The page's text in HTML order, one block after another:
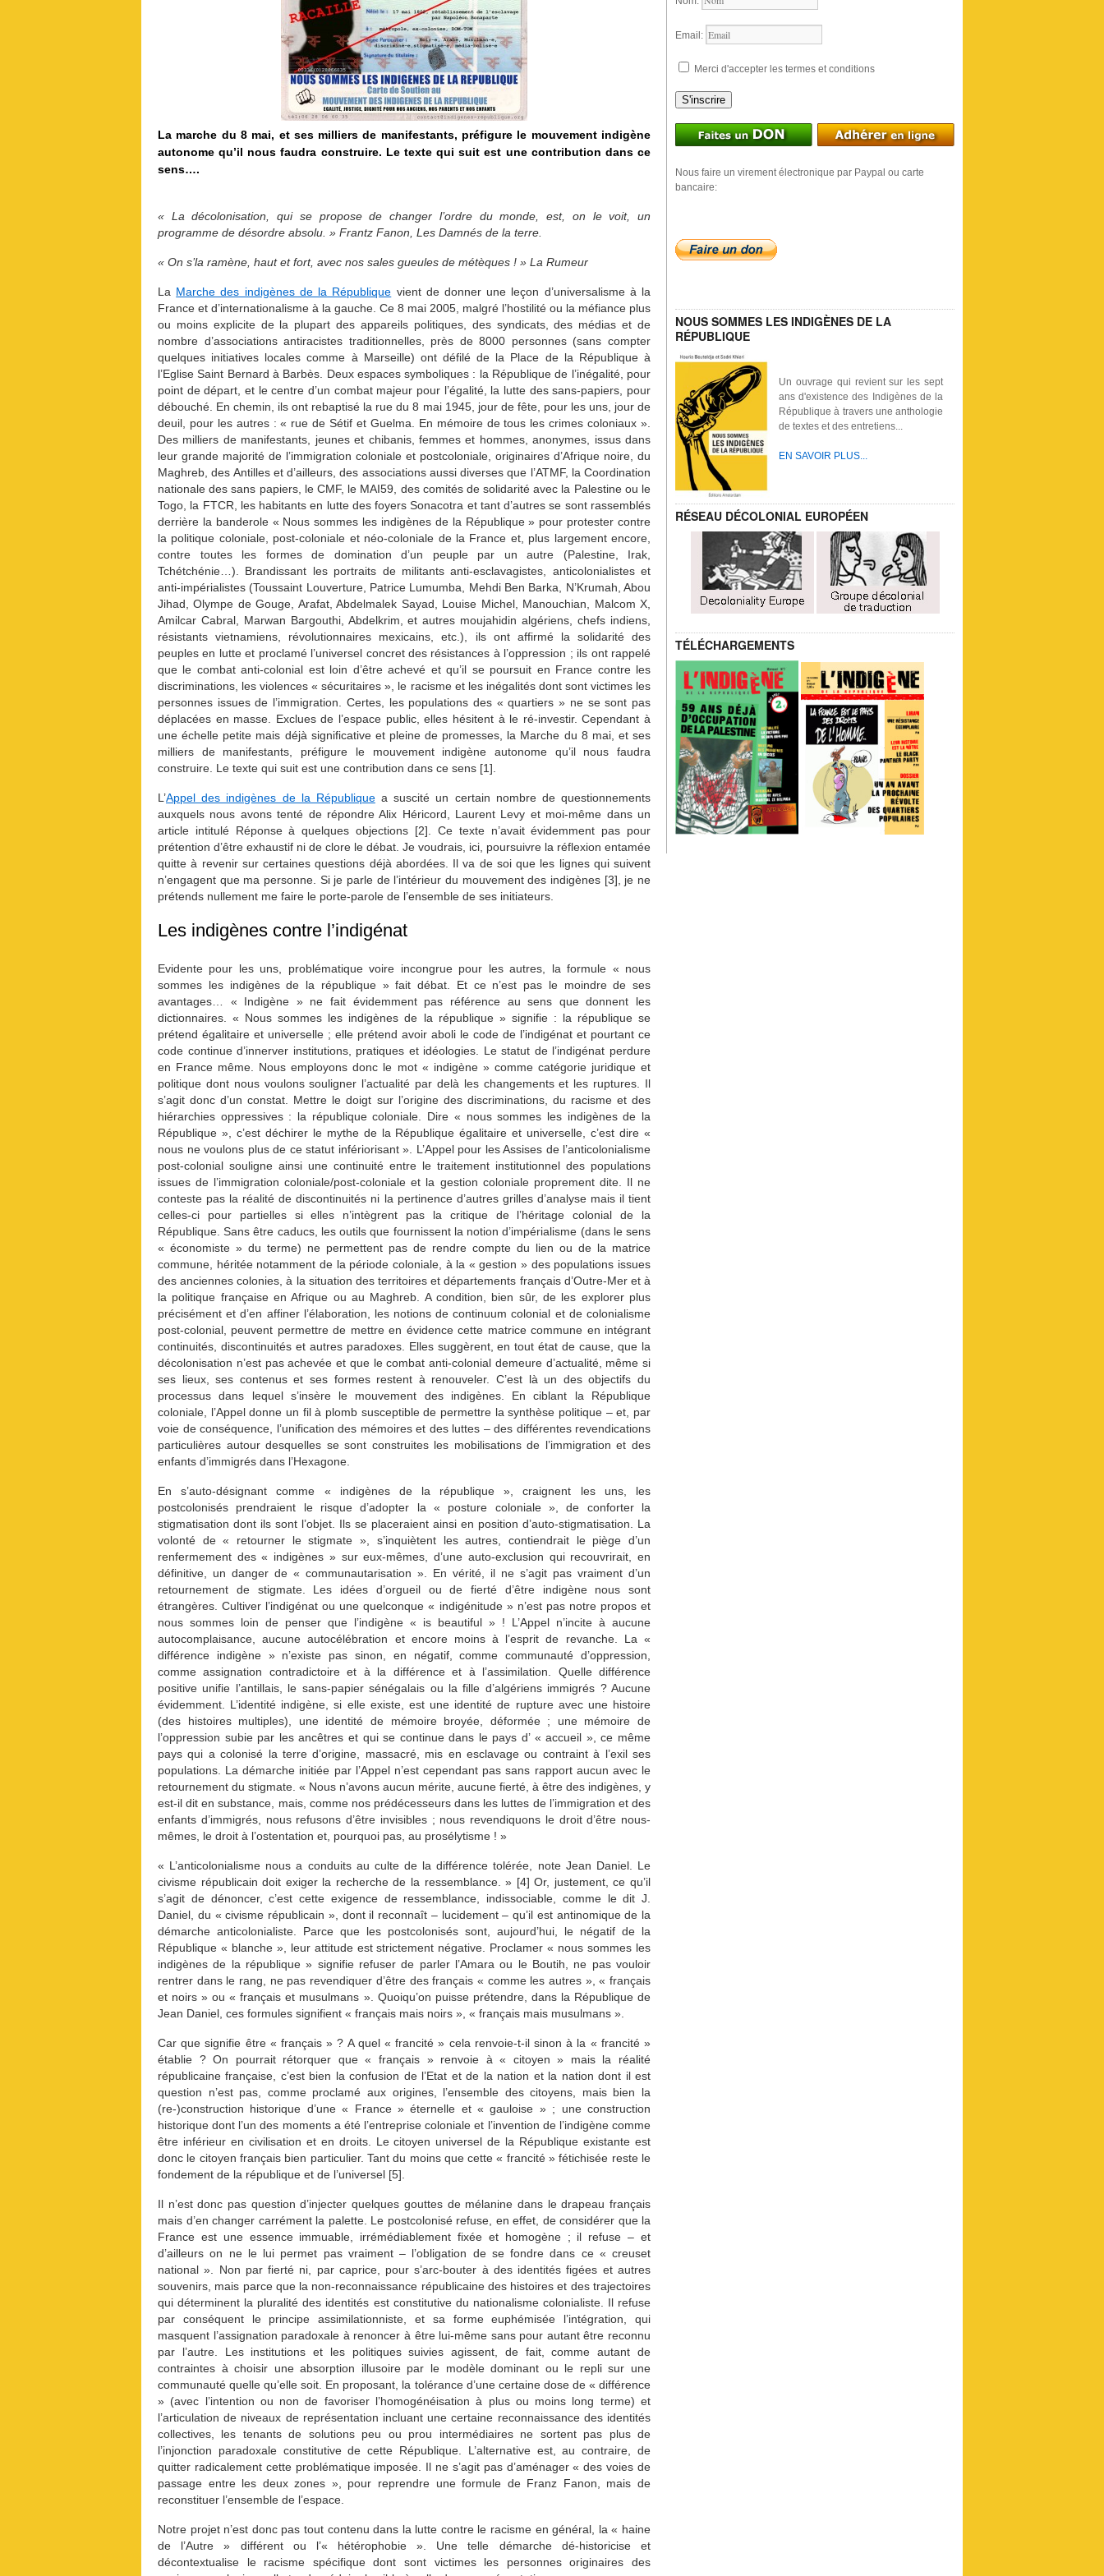
La marche du 8 mai, et ses milliers de manifestants, préfigure le mouvement indigène
autonome qu’il nous faudra construire. Le texte qui suit est une contribution dans ce
sens….
« La décolonisation, qui se propose de changer l’ordre du monde, est, on le voit, un
programme de désordre absolu. » Frantz Fanon, Les Damnés de la terre.
« On s’la ramène, haut et fort, avec nos sales gueules de métèques ! » La Rumeur
La Marche des indigènes de la République vient de donner une leçon d’universalisme à la
France et d’internationalisme à la gauche. Ce 8 mai 2005, malgré l’hostilité ou la méfiance plus
ou moins explicite de la plupart des appareils politiques, des syndicats, des médias et de
nombre d’associations antiracistes traditionnelles, près de 8000 personnes (sans compter
quelques initiatives locales comme à Marseille) ont défilé de la Place de la République à
l’Eglise Saint Bernard à Barbès. Deux espaces symboliques : la République de l’inégalité, pour
point de départ, et le centre d’un combat majeur pour l’égalité, la lutte des sans-papiers, pour
débouché. En chemin, ils ont rebaptisé la rue du 8 mai 1945, jour de fête, pour les uns, jour de
deuil, pour les autres : « rue de Sétif et Guelma. En mémoire de tous les crimes coloniaux ».
Des milliers de manifestants, jeunes et chibanis, femmes et hommes, anonymes, issus dans
leur grande majorité de l’immigration coloniale et postcoloniale, originaires d’Afrique noire, du
Maghreb, des Antilles et d’ailleurs, des associations aussi diverses que l’ATMF, la Coordination
nationale des sans papiers, le CMF, le MAI59, des comités de solidarité avec la Palestine ou le
Togo, la FTCR, les habitants en lutte des foyers Sonacotra et tant d’autres se sont rassemblés
derrière la banderole « Nous sommes les indigènes de la République » pour protester contre
la politique coloniale, post-coloniale et néo-coloniale de la France et, plus largement encore,
contre toutes les formes de domination d’un peuple par un autre (Palestine, Irak,
Tchétchénie…). Brandissant les portraits de militants anti-esclavagistes, anticolonialistes et
anti-impérialistes (Toussaint Louverture, Patrice Lumumba, Mehdi Ben Barka, N’Krumah, Abou
Jihad, Olympe de Gouge, Arafat, Abdelmalek Sayad, Louise Michel, Manouchian, Malcom X,
Amilcar Cabral, Marwan Bargouthi, Abdelkrim, et autres moujahidin algériens, chefs indiens,
résistants vietnamiens, révolutionnaires mexicains, etc.), ils ont affirmé la solidarité des
peuples en lutte et proclamé l’universel concret des résistances à l’oppression ; ils ont rappelé
que le combat anti-colonial est loin d’être achevé et qu’il se poursuit en France contre les
discriminations, les violences « sécuritaires », le racisme et les inégalités dont sont victimes les
personnes issues de l’immigration. Certes, les populations des « quartiers » ne se sont pas
déplacées en masse. Exclues de l’espace public, elles hésitent à le ré-investir. Cependant à
une échelle petite mais déjà significative et pleine de promesses, la Marche du 8 mai, et ses
milliers de manifestants, préfigure le mouvement indigène autonome qu’il nous faudra
construire. Le texte qui suit est une contribution dans ce sens [1].
L’Appel des indigènes de la Républiquea suscité un certain nombre de questionnements
auxquels nous avons tenté de répondre Alix Héricord, Laurent Levy et moi-même dans un
article intitulé Réponse à quelques objections [2]. Ce texte n’avait évidemment pas pour
prétention d’être exhaustif ni de clore le débat. Je voudrais, ici, poursuivre la réflexion entamée
quitte à revenir sur certaines questions déjà abordées. Il va de soi que les lignes qui suivent
n’engagent que ma personne. Si je parle de l’intérieur du mouvement des indigènes [3], je ne
prétends nullement me faire le porte-parole de l’ensemble de ses initiateurs.
Les indigènes contre l’indigénat
Evidente pour les uns, problématique voire incongrue pour les autres, la formule « nous
sommes les indigènes de la république » fait débat. Et ce n’est pas le moindre de ses
avantages… « Indigène » ne fait évidemment pas référence au sens que donnent les
dictionnaires. « Nous sommes les indigènes de la république » signifie : la république se
prétend égalitaire et universelle ; elle prétend avoir aboli le code de l’indigénat et pourtant ce
code continue d’innerver institutions, pratiques et idéologies. Le statut de l’indigénat perdure
en France même. Nous employons donc le mot « indigène » comme catégorie juridique et
politique dont nous voulons souligner l’actualité par delà les changements et les ruptures. Il
s’agit donc d’un constat. Mettre le doigt sur l’origine des discriminations, du racisme et des
hiérarchies oppressives : la république coloniale. Dire « nous sommes les indigènes de la
République », c’est déchirer le mythe de la République égalitaire et universelle, c’est dire «
nous ne voulons plus de ce statut infériorisant ». L’Appel pour les Assises de l’anticolonialisme
post-colonial souligne ainsi une continuité entre le traitement institutionnel des populations
issues de l’immigration coloniale/post-coloniale et la gestion coloniale proprement dite. Il ne
conteste pas la réalité de discontinuités ni la pertinence d’autres grilles d’analyse mais il tient
celles-ci pour partielles si elles n’intègrent pas la critique de l’héritage colonial de la
République. Sans être caducs, les outils que fournissent la notion d’impérialisme (dans le sens
« économiste » du terme) ne permettent pas de rendre compte du lien ou de la matrice
commune, héritée notamment de la période coloniale, à la « gestion » des populations issues
des anciennes colonies, à la situation des territoires et départements français d’Outre-Mer et à
la politique française en Afrique ou au Maghreb. A condition, bien sûr, de les explorer plus
précisément et d’en affiner l’élaboration, les notions de continuum colonial et de colonialisme
post-colonial, peuvent permettre de mettre en évidence cette matrice commune en intégrant
continuités, discontinuités et autres paradoxes. Elles suggèrent, en tout état de cause, que la
décolonisation n’est pas achevée et que le combat anti-colonial demeure d’actualité, même si
ses lieux, ses contenus et ses formes restent à renouveler. C’est là un des objectifs du
processus dans lequel s’insère le mouvement des indigènes. En ciblant la République
coloniale, l’Appel donne un fil à plomb susceptible de permettre la synthèse politique – et, par
voie de conséquence, l’unification des mémoires et des luttes – des différentes revendications
particulières autour desquelles se sont construites les mobilisations de l’immigration et des
enfants d’immigrés dans l’Hexagone.
En s’auto-désignant comme « indigènes de la république », craignent les uns, les
postcolonisés prendraient le risque d’adopter la « posture coloniale », de conforter la
stigmatisation dont ils sont l’objet. Ils se placeraient ainsi en position d’auto-stigmatisation. La
volonté de « retourner le stigmate », s’inquiètent les autres, contiendrait le piège d’un
renfermement des « indigènes » sur eux-mêmes, d’une auto-exclusion qui recouvrirait, en
définitive, un danger de « communautarisation ». En vérité, il ne s’agit pas vraiment d’un
retournement de stigmate. Les idées d’orgueil ou de fierté d’être indigène nous sont
étrangères. Cultiver l’indigénat ou une quelconque « indigénitude » n’est pas notre propos et
nous sommes loin de penser que l’indigène « is beautiful » ! L’Appel n’incite à aucune
autocomplaisance, aucune autocélébration et encore moins à l’esprit de revanche. La «
différence indigène » n’existe pas sinon, en négatif, comme communauté d’oppression,
comme assignation contradictoire et à la différence et à l’assimilation. Quelle différence
positive unifie l’antillais, le sans-papier sénégalais ou la fille d’algériens immigrés ? Aucune
évidemment. L’identité indigène, si elle existe, est une identité de rupture avec une histoire
(des histoires multiples), une identité de mémoire broyée, déformée ; une mémoire de
l’oppression subie par les ancêtres et qui se continue dans le pays d’ « accueil », ce même
pays qui a colonisé la terre d’origine, massacré, mis en esclavage ou contraint à l’exil ses
populations. La démarche initiée par l’Appel n’est cependant pas sans rapport aucun avec le
retournement du stigmate. « Nous n’avons aucun mérite, aucune fierté, à être des indigènes, y
est-il dit en substance, mais, comme nos prédécesseurs dans les luttes de l’immigration et des
enfants d’immigrés, nous refusons d’être invisibles ; nous revendiquons le droit d’être nous-
mêmes, le droit à l’ostentation et, pourquoi pas, au prosélytisme ! »
« L’anticolonialisme nous a conduits au culte de la différence tolérée, note Jean Daniel. Le
civisme républicain doit exiger la recherche de la ressemblance. » [4] Or, justement, ce qu’il
s’agit de dénoncer, c’est cette exigence de ressemblance, indissociable, comme le dit J.
Daniel, du « civisme républicain », dont il reconnaît – lucidement – qu’il est antinomique de la
démarche anticolonialiste. Parce que les postcolonisés sont, aujourd’hui, le négatif de la
République « blanche », leur attitude est strictement négative. Proclamer « nous sommes les
indigènes de la république » signifie refuser de parler l’Amara ou le Boutih, ne pas vouloir
rentrer dans le rang, ne pas revendiquer d’être des français « comme les autres », « français
et noirs » ou « français et musulmans ». Quoiqu’on puisse prétendre, dans la République de
Jean Daniel, ces formules signifient « français mais noirs », « français mais musulmans ».
Car que signifie être « français » ? A quel « francité » cela renvoie-t-il sinon à la « francité »
établie ? On pourrait rétorquer que « français » renvoie à « citoyen » mais la réalité
républicaine française, c’est bien la confusion de l’Etat et de la nation et la nation dont il est
question n’est pas, comme proclamé aux origines, l’ensemble des citoyens, mais bien la
(re-)construction historique d’une « France » éternelle et « gauloise » ; une construction
historique dont l’un des moments a été l’entreprise coloniale et l’invention de l’indigène comme
être inférieur en civilisation et en droits. Le citoyen universel de la République existante est
donc le citoyen français bien particulier. Tant du moins que cette « francité » fétichisée reste le
fondement de la république et de l’universel [5].
Il n’est donc pas question d’injecter quelques gouttes de mélanine dans le drapeau français
mais d’en changer carrément la palette. Le postcolonisé refuse, en effet, de considérer que la
France est une essence immuable, irrémédiablement fixée et homogène ; il refuse – et
d’ailleurs on ne le lui permet pas vraiment – l’obligation de se fondre dans ce « creuset
national ». Non par fierté ni, par caprice, pour s’arc-bouter à des identités figées et autres
souvenirs, mais parce que la non-reconnaissance républicaine des histoires et des trajectoires
qui déterminent la pluralité des identités est constitutive du nationalisme colonialiste. Il refuse
par conséquent le principe assimilationniste, et sa forme euphémisée l’intégration, qui
masquent l’assignation paradoxale à renoncer à être lui-même sans pour autant être reconnu
par l’autre. Les institutions et les politiques suivies agissent, de fait, comme autant de
contraintes à choisir une absorption illusoire par le modèle dominant ou le repli sur une
communauté quelle qu’elle soit. En proposant, la tolérance d’une certaine dose de « différence
» (avec l’intention ou non de favoriser l’homogénéisation à plus ou moins long terme) et
l’articulation de niveaux de représentation incluant une certaine reconnaissance des identités
collectives, les tenants de solutions peu ou prou intermédiaires ne sortent pas plus de
l’injonction paradoxale constitutive de cette République. L’alternative est, au contraire, de
quitter radicalement cette problématique imposée. Il ne s’agit pas d’aménager « des voies de
passage entre les deux zones », pour reprendre une formule de Franz Fanon, mais de
reconstituer l’ensemble de l’espace.
Notre projet n’est donc pas tout contenu dans la lutte contre le racisme en général, la « haine
de l’Autre » différent ou l’« hétérophobie ». Une telle démarche dé-historicise et
décontextualise le racisme spécifique dont sont victimes les personnes originaires des
Email:
Merci d'accepter les termes et conditions
S'inscrire
Nous faire un virement électronique par Paypal ou carte
bancaire:
NOUS SOMMES LES INDIGÈNES DE LA
RÉPUBLIQUE
Un ouvrage qui revient sur les sept
ans d'existence des Indigènes de la
République à travers une anthologie
de textes et des entretiens...
EN SAVOIR PLUS...
RÉSEAU DÉCOLONIAL EUROPÉEN
TÉLÉCHARGEMENTS